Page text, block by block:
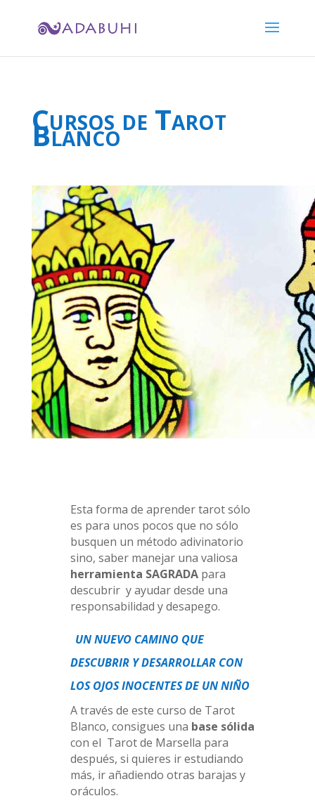
Cursos de Tarot
Blanco
Esta forma de aprender tarot sólo
es para unos pocos que no sólo
busquen un método adivinatorio
sino, saber manejar una valiosa
herramienta SAGRADApara
descubrir y ayudar desde una
responsabilidad y desapego.
UN NUEVO CAMINO QUE
DESCUBRIR Y DESARROLLAR CON
LOS OJOS INOCENTES DE UN NIÑO
A través de este curso de Tarot
Blanco, consigues una base sólida
con el Tarot de Marsella para
después, si quieres ir estudiando
más, ir añadiendo otras barajas y
oráculos.